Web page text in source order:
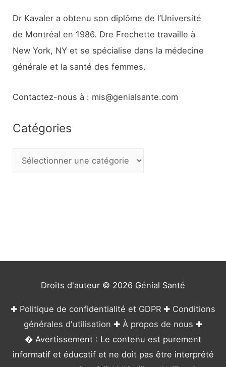
Dr Kavaler a obtenu son diplôme de l’Université
de Montréal en 1986. Dre Frechette travaille à
New York, NY et se spécialise dans la médecine
générale et la santé des femmes.
Contactez-nous à : mis@genialsante.com
Catégories
Droits d'auteur © 2026 Génial Santé
✚ Politique de confidentialité et GDPR ✚ Conditions
générales d'utilisation ✚ À propos de nous ✚
� Avertissement : Le contenu est purement
informatif et éducatif et ne doit pas être interprété